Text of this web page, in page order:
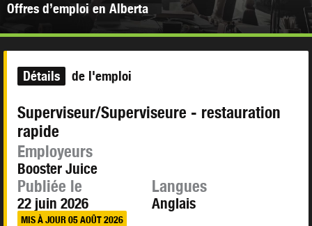
Offres d’emploi en Alberta
Détails de l'emploi
Superviseur/Superviseure - restauration
rapide
Employeurs
Booster Juice
Publiée le
22 juin 2026
MIS À JOUR 05 AOÛT 2026
Langues
Anglais